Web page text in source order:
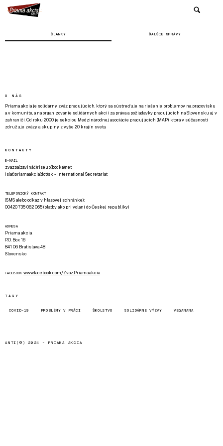
ČLÁNKY ĎALŠIE SPRÁVY
O NÁS
Priama akcia je solidárny zväz pracujúcich, ktorý sa sústreďuje na riešenie problémov na pracovisku
a v komunite, a na organizovanie solidárnych akcií za práva a požiadavky pracujúcich na Slovensku aj v
zahraničí. Od roku 2000 je sekciou Medzinárodnej asociácie pracujúcich (MAP), ktorá v súčasnosti
združuje zväzy a skupiny z vyše 20 krajín sveta.
KONTAKTY
E-MAIL
zvazpa(zavináč)riseup(bodka)net
is(at)priamaakcia(dot)sk - International Secretariat
TELEFONICKÝ KONTAKT
(SMS alebo odkaz v hlasovej schránke):
00420 735 082 065 (platby ako pri volaní do Českej republiky)
ADRESA
Priama akcia
P.O. Box 16
841 06 Bratislava 48
Slovensko
FACEBOOK www.facebook.com/Zvaz.Priama.akcia
TAGY
COVID-19 PROBLÉMY V PRÁCI ŠKOLSTVO SOLIDÁRNE VÝZVY VEGANANA
ANTI(©) 2024 - PRIAMA AKCIA